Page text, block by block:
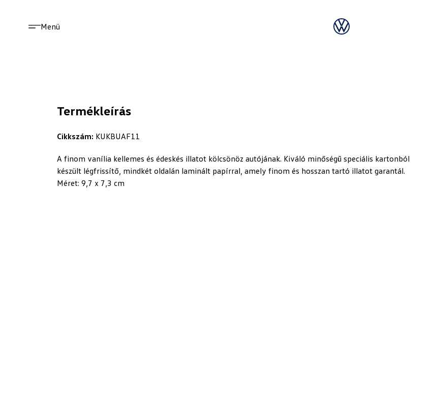
Menü
Termékleírás
Cikkszám: KUKBUAF11
A finom vanília kellemes és édeskés illatot kölcsönöz autójának. Kiváló minőségű speciális kartonból
készült légfrissítő, mindkét oldalán laminált papírral, amely finom és hosszan tartó illatot garantál.
Méret: 9,7 x 7,3 cm